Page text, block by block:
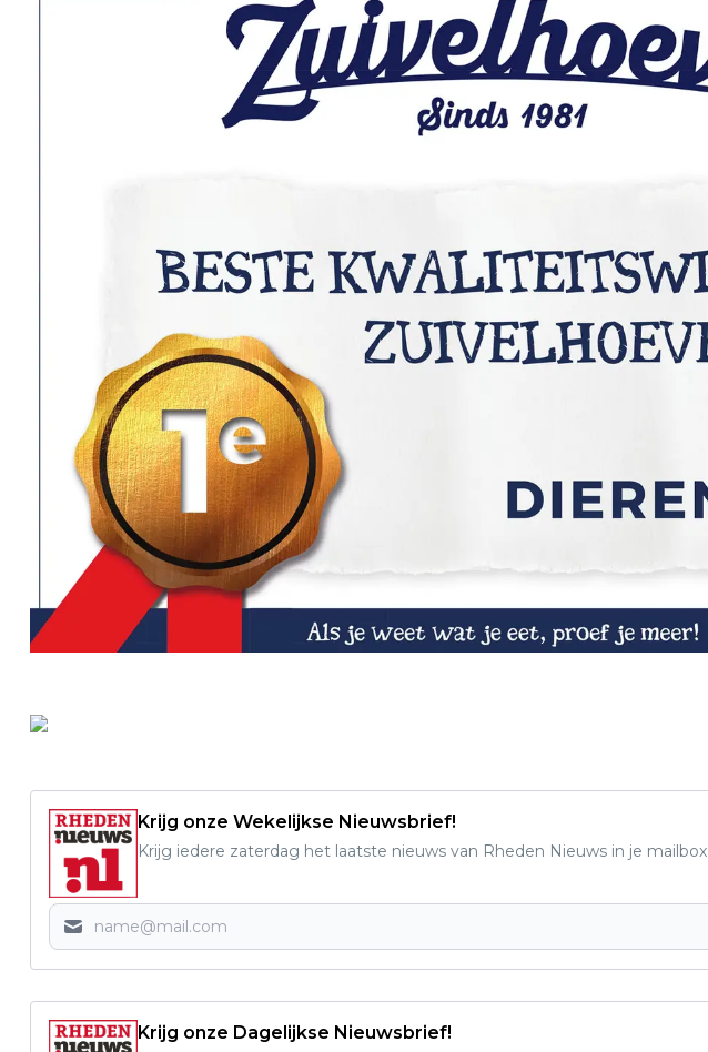
Krijg onze Wekelijkse Nieuwsbrief!
Krijg iedere zaterdag het laatste nieuws van Rheden Nieuws in je mailbox
Krijg onze Dagelijkse Nieuwsbrief!